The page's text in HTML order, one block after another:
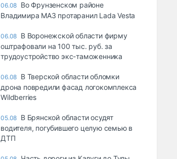
06.08 Во Фрунзенском районе
Владимира МАЗ протаранил Lada Vesta
06.08 В Воронежской области фирму
оштрафовали на 100 тыс. руб. за
трудоустройство экс-таможенника
06.08 В Тверской области обломки
дрона повредили фасад логокомплекса
Wildberries
05.08 В Брянской области осудят
водителя, погубившего целую семью в
ДТП